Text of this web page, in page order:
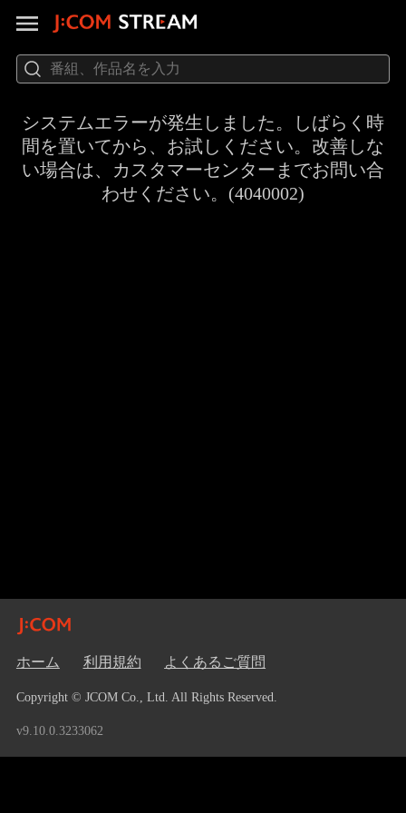
システムエラーが発生しました。しばらく時
間を置いてから、お試しください。改善しな
い場合は、カスタマーセンターまでお問い合
わせください。(4040002)
ホーム 利用規約 よくあるご質問
Copyright © JCOM Co., Ltd. All Rights Reserved.
v9.10.0.3233062